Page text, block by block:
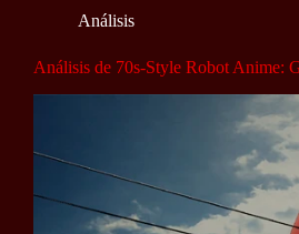
Análisis
Análisis de 70s-Style Robot Anime: